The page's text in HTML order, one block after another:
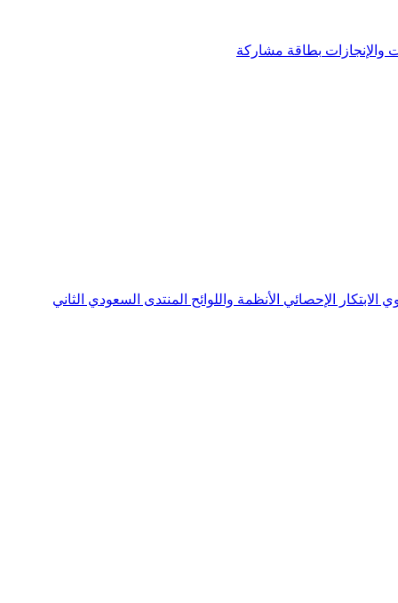
والإنجازات بطاقة مشاركة
الابتكار الإحصائي الأنظمة واللوائح المنتدى السعودي الثاني